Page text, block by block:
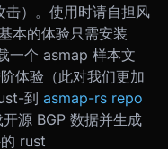
击）。使用时请自担风
本的体验只需安装
一个 asmap 样本文
体验（此对我们更加
-到 asmap-rs repo
源 BGP 数据并生成
rust